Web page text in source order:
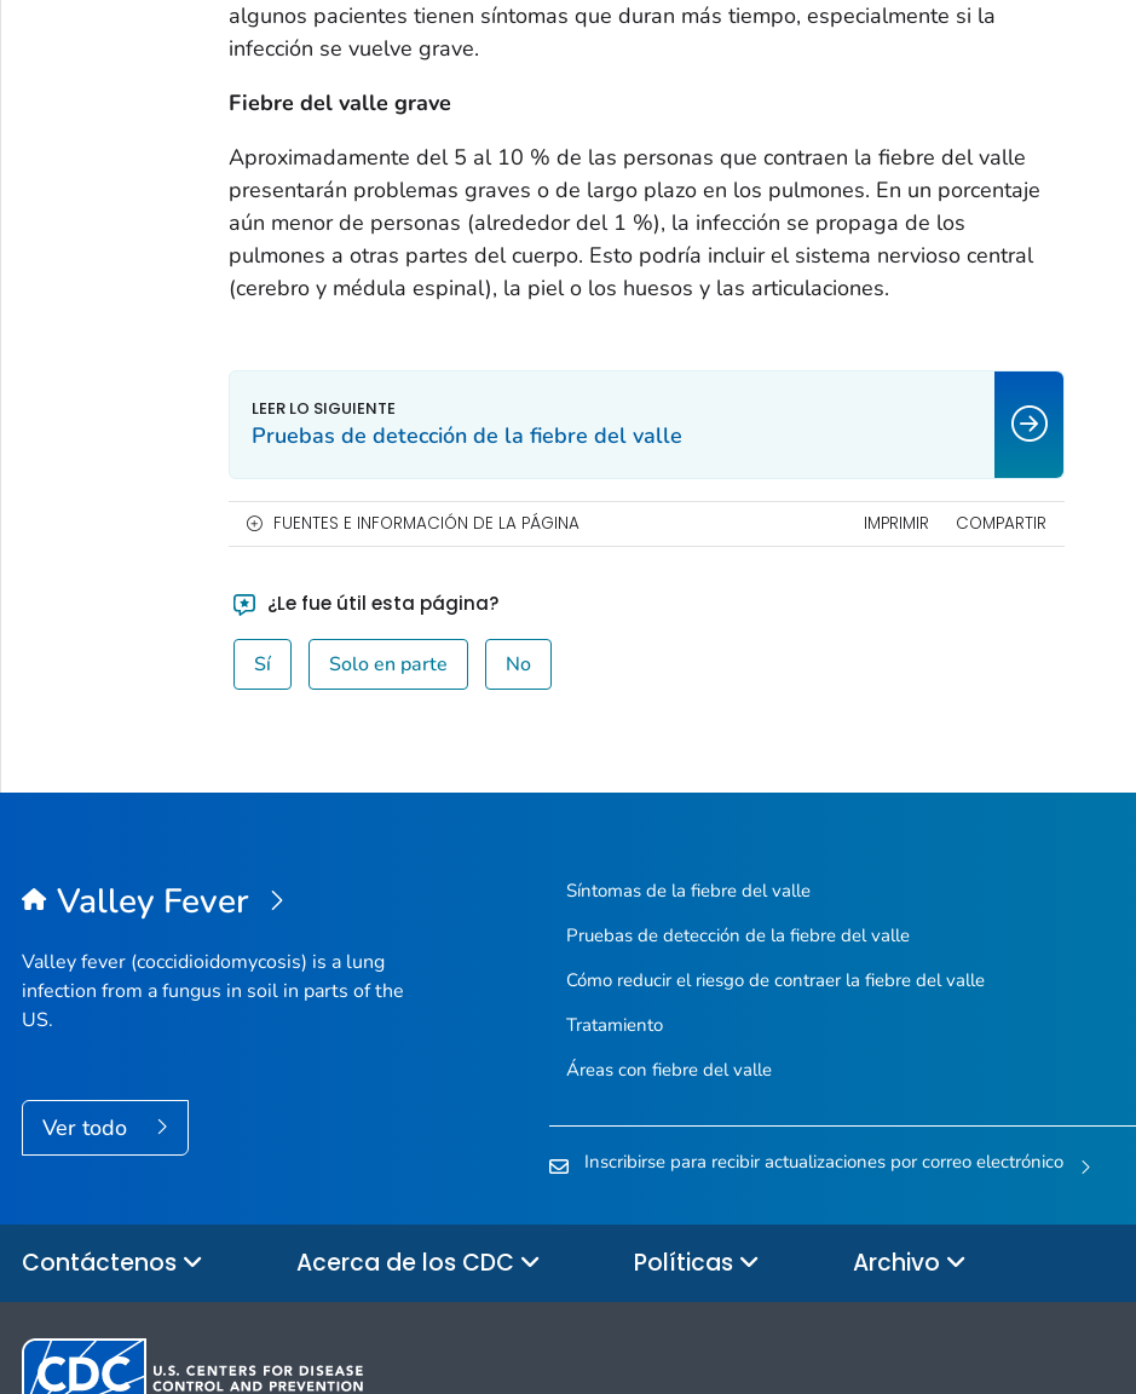
algunos pacientes tienen síntomas que duran más tiempo, especialmente si la
infección se vuelve grave.
Fiebre del valle grave
Aproximadamente del 5 al 10 % de las personas que contraen la fiebre del valle
presentarán problemas graves o de largo plazo en los pulmones. En un porcentaje
aún menor de personas (alrededor del 1 %), la infección se propaga de los
pulmones a otras partes del cuerpo. Esto podría incluir el sistema nervioso central
(cerebro y médula espinal), la piel o los huesos y las articulaciones.
Pruebas de detección de la fiebre del valle
FUENTES E INFORMACIÓN DE LA PÁGINA IMPRIMIR COMPARTIR
¿Le fue útil esta página?
Sí Solo en parte No
Valley Fever
Valley fever (coccidioidomycosis) is a lung
infection from a fungus in soil in parts of the
US.
Ver todo
Síntomas de la fiebre del valle
Pruebas de detección de la fiebre del valle
Cómo reducir el riesgo de contraer la fiebre del valle
Tratamiento
Áreas con fiebre del valle
Inscribirse para recibir actualizaciones por correo electrónico
Contáctenos Acerca de los CDC Políticas Archivo